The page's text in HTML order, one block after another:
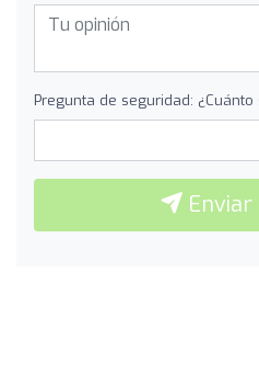
Pregunta de seguridad: ¿Cuánto
Enviar